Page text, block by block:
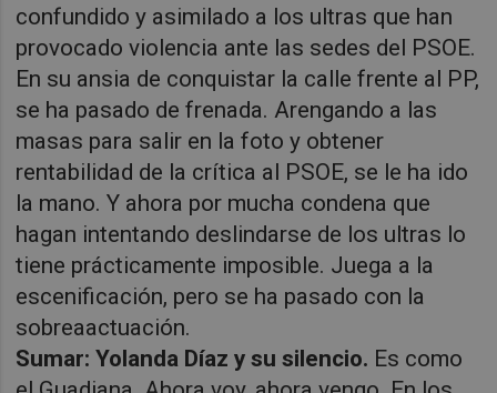
confundido y asimilado a los ultras que han
provocado violencia ante las sedes del PSOE.
En su ansia de conquistar la calle frente al PP,
se ha pasado de frenada. Arengando a las
masas para salir en la foto y obtener
rentabilidad de la crítica al PSOE, se le ha ido
la mano. Y ahora por mucha condena que
hagan intentando deslindarse de los ultras lo
tiene prácticamente imposible. Juega a la
escenificación, pero se ha pasado con la
sobreaactuación.
Sumar: Yolanda Díaz y su silencio. Es como